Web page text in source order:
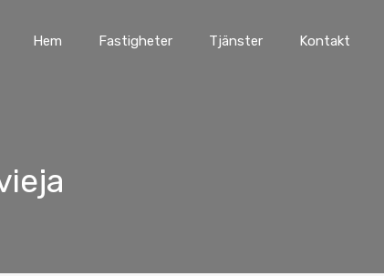
Hem Fastigheter Tjänster Kontakt